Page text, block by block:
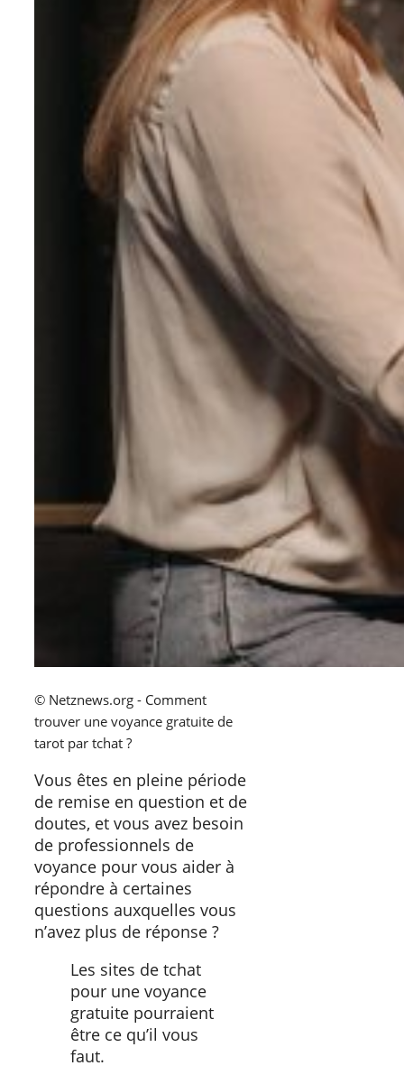
© Netznews.org - Comment
trouver une voyance gratuite de
tarot par tchat ?
Vous êtes en pleine période
de remise en question et de
doutes, et vous avez besoin
de professionnels de
voyance pour vous aider à
répondre à certaines
questions auxquelles vous
n’avez plus de réponse ?
Les sites de tchat
pour une voyance
gratuite pourraient
être ce qu’il vous
faut.